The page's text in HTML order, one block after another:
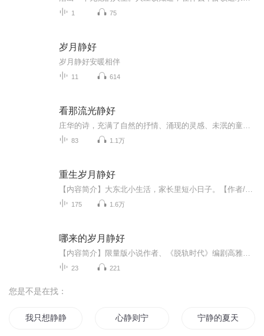
1 75
岁月静好
岁月静好安暖相伴
11 614
看那流光静好
83 1.1万
重生岁月静好
175 1.6万
哪来的岁月静好
23 221
您是不是在找：
我只想静静 心静则宁 宁静的夏天